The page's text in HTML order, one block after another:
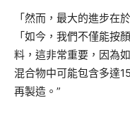
「然而，最大的進步在
「如今，我們不僅能按
料，這非常重要，因為
混合物中可能包含多達
再製造。”